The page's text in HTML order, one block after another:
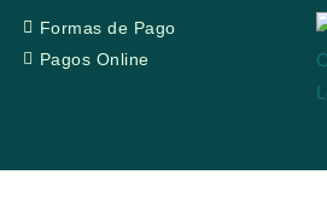
Formas de Pago
Pagos Online